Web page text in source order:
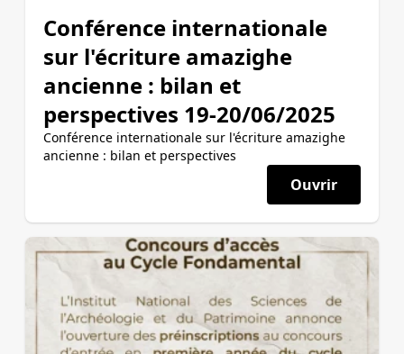
Conférence internationale
sur l'écriture amazighe
ancienne : bilan et
perspectives 19-20/06/2025
Conférence internationale sur l'écriture amazighe
ancienne : bilan et perspectives
Ouvrir